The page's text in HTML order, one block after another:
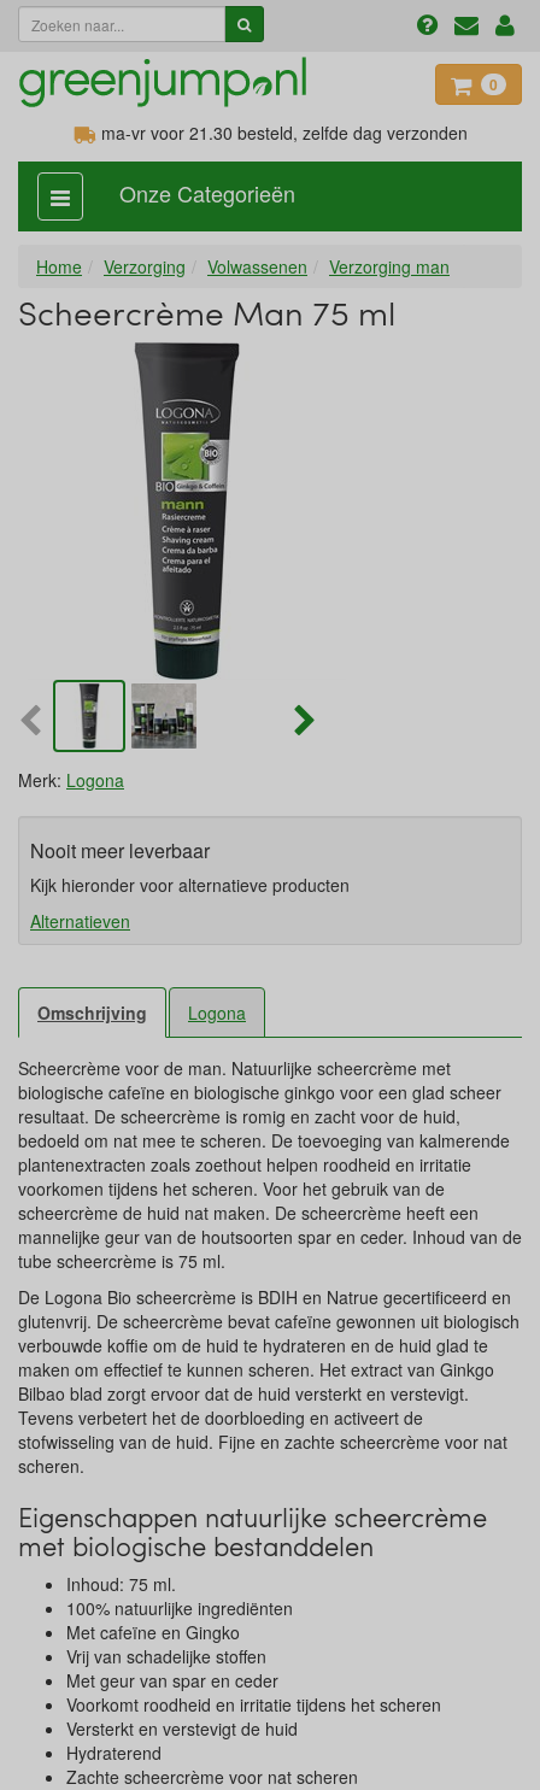
0
ma-vr voor 21.30 besteld, zelfde dag verzonden
categorie
aan,
Onze Categorieën
Home Verzorging Volwassenen Verzorging man
Scheercrème Man 75 ml
Merk: Logona
Nooit meer leverbaar
Kijk hieronder voor alternatieve producten
Alternatieven
Omschrijving Logona
Scheercrème voor de man. Natuurlijke scheercrème met
biologische cafeïne en biologische ginkgo voor een glad scheer
resultaat. De scheercrème is romig en zacht voor de huid,
bedoeld om nat mee te scheren. De toevoeging van kalmerende
plantenextracten zoals zoethout helpen roodheid en irritatie
voorkomen tijdens het scheren. Voor het gebruik van de
scheercrème de huid nat maken. De scheercrème heeft een
mannelijke geur van de houtsoorten spar en ceder. Inhoud van de
tube scheercrème is 75 ml.
De Logona Bio scheercrème is BDIH en Natrue gecertificeerd en
glutenvrij. De scheercrème bevat cafeïne gewonnen uit biologisch
verbouwde koffie om de huid te hydrateren en de huid glad te
maken om effectief te kunnen scheren. Het extract van Ginkgo
Bilbao blad zorgt ervoor dat de huid versterkt en verstevigt.
Tevens verbetert het de doorbloeding en activeert de
stofwisseling van de huid. Fijne en zachte scheercrème voor nat
scheren.
Eigenschappen natuurlijke scheercrème
met biologische bestanddelen
Inhoud: 75 ml.
100% natuurlijke ingrediënten
Met cafeïne en Gingko
Vrij van schadelijke stoffen
Met geur van spar en ceder
Voorkomt roodheid en irritatie tijdens het scheren
Versterkt en verstevigt de huid
Hydraterend
Zachte scheercrème voor nat scheren